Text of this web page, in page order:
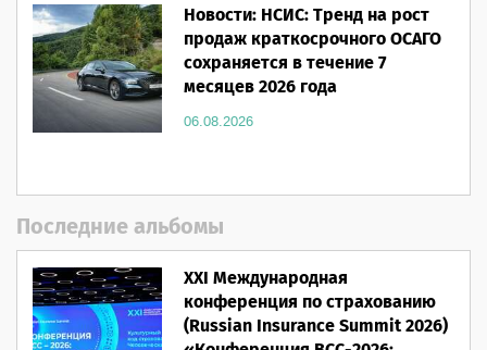
Новости: НСИС: Тренд на рост
продаж краткосрочного ОСАГО
сохраняется в течение 7
месяцев 2026 года
06.08.2026
Последние альбомы
XXI Международная
конференция по страхованию
(Russian Insurance Summit 2026)